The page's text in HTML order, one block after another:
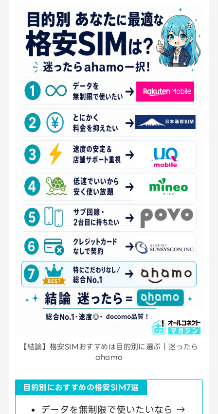
【結論】格安SIMおすすめは目的別に選ぶ｜迷ったら
ahamo
目的別におすすめの格安SIM7選
データを無制限で使いたいなら →